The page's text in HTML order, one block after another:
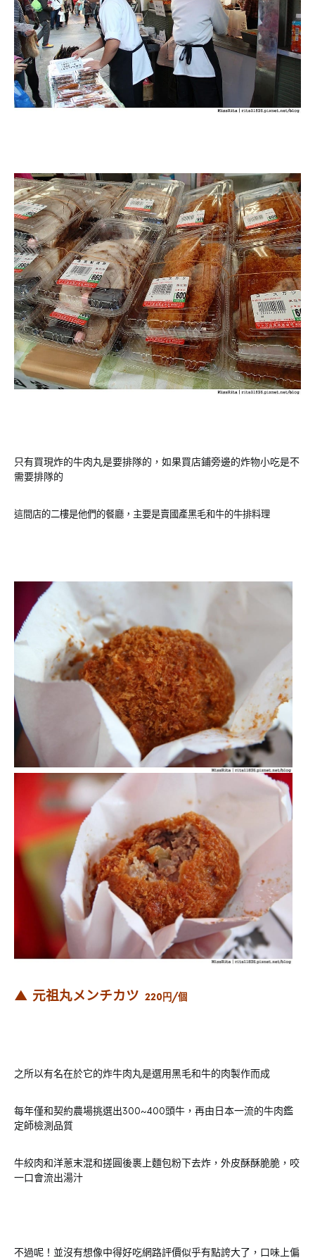
只有買現炸的牛肉丸是要排隊的，如果買店鋪旁邊的炸物小吃是不
需要排隊的
這間店的二樓是他們的餐廳，主要是賣國產黑毛和牛的牛排料理
▲ 元祖丸メンチカツ 220円/個
之所以有名在於它的炸牛肉丸是選用黑毛和牛的肉製作而成
每年僅和契約農場挑選出300~400頭牛，再由日本一流的牛肉鑑
定師檢測品質
牛絞肉和洋蔥末混和搓圓後裹上麵包粉下去炸，外皮酥酥脆脆，咬
一口會流出湯汁
不過呢！並沒有想像中得好吃網路評價似乎有點誇大了，口味上偏